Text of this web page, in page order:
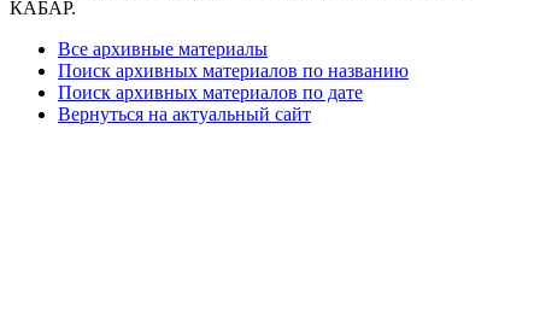
КАБАР.
Все архивные материалы
Поиск архивных материалов по названию
Поиск архивных материалов по дате
Вернуться на актуальный сайт